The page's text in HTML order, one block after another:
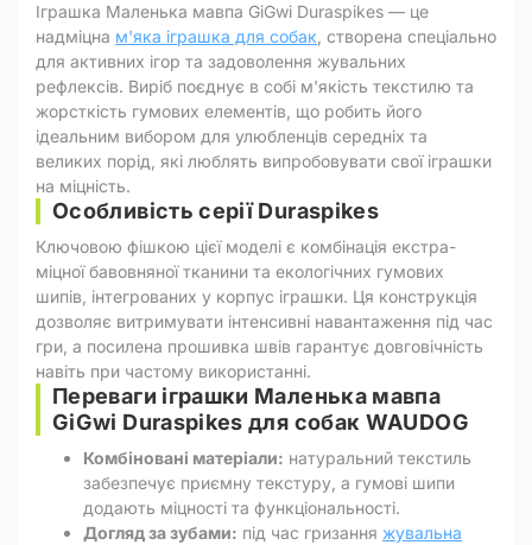
Іграшка Маленька мавпа GiGwi Duraspikes — це
надміцна м'яка іграшка для собак , створена спеціально
для активних ігор та задоволення жувальних
рефлексів. Виріб поєднує в собі м'якість текстилю та
жорсткість гумових елементів, що робить його
ідеальним вибором для улюбленців середніх та
великих порід, які люблять випробовувати свої іграшки
на міцність.
Особливість серії Duraspikes
Ключовою фішкою цієї моделі є комбінація екстра-
міцної бавовняної тканини та екологічних гумових
шипів, інтегрованих у корпус іграшки. Ця конструкція
дозволяє витримувати інтенсивні навантаження під час
гри, а посилена прошивка швів гарантує довговічність
навіть при частому використанні.
Переваги іграшки Маленька мавпа
GiGwi Duraspikes для собак WAUDOG
Комбіновані матеріали: натуральний текстиль
забезпечує приємну текстуру, а гумові шипи
додають міцності та функціональності.
Догляд за зубами: під час гризання жувальна